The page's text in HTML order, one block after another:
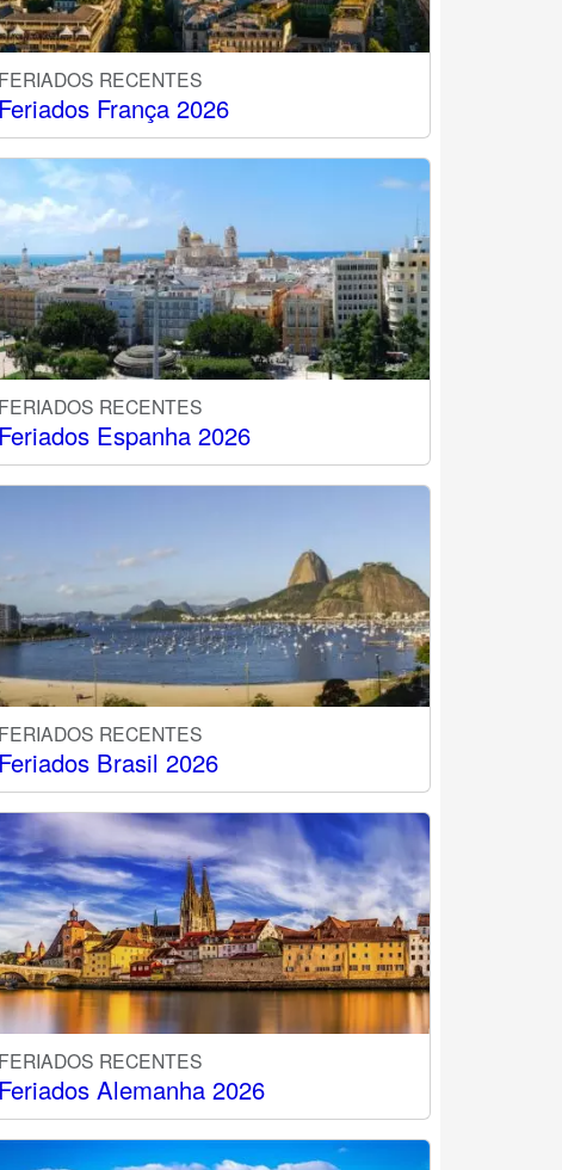
FERIADOS RECENTES
Feriados França 2026
FERIADOS RECENTES
Feriados Espanha 2026
FERIADOS RECENTES
Feriados Brasil 2026
FERIADOS RECENTES
Feriados Alemanha 2026